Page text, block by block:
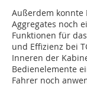
Außerdem konnte
Aggregates noch
Funktionen für
und Effizienz bei
Inneren der
Bedienelemente
Fahrer noch